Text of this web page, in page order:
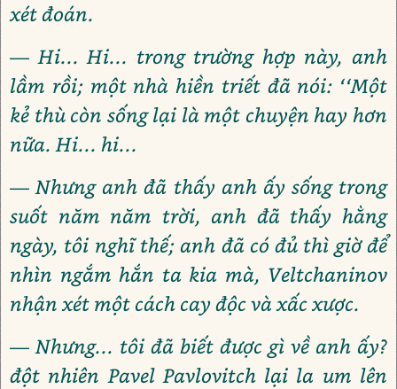
xét đoán.
— Hi... Hi... trong trường hợp này, anh
lầm rồi; một nhà hiền triết đã nói: ‘‘Một
kẻ thù còn sống lại là một chuyện hay hơn
nữa. Hi... hi...
— Nhưng anh đã thấy anh ấy sống trong
suốt năm năm trời, anh đã thấy hằng
ngày, tôi nghĩ thế; anh đã có đủ thì giờ để
nhìn ngắm hắn ta kia mà, Veltchaninov
nhận xét một cách cay độc và xấc xược.
— Nhưng... tôi đã biết được gì về anh ấy?
đột nhiên Pavel Pavlovitch lại la um lên